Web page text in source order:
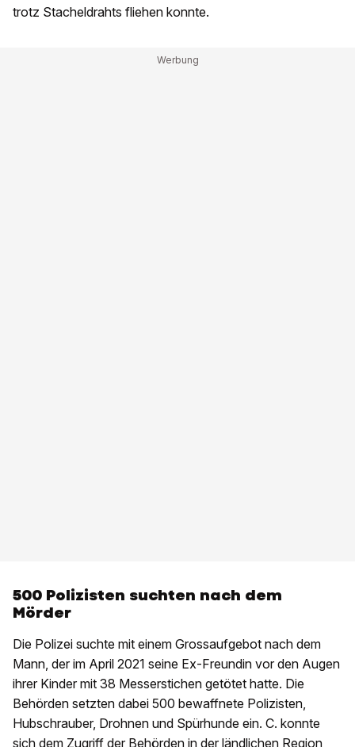
trotz Stacheldrahts fliehen konnte.
500 Polizisten suchten nach dem
Mörder
Die Polizei suchte mit einem Grossaufgebot nach dem
Mann, der im April 2021 seine Ex-Freundin vor den Augen
ihrer Kinder mit 38 Messerstichen getötet hatte. Die
Behörden setzten dabei 500 bewaffnete Polizisten,
Hubschrauber, Drohnen und Spürhunde ein. C. konnte
sich dem Zugriff der Behörden in der ländlichen Region